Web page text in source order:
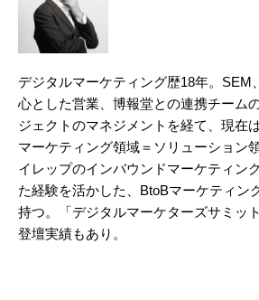
デジタルマーケティング歴18年。SEM
心とした営業、博報堂との連携チーム
ジェクトのマネジメントを経て、現在
マーケティング領域＝ソリューション
イレップのインバウンドマーケティン
た経験を活かした、BtoBマーケティン
持つ。「デジタルマーケターズサミッ
登壇実績もあり。